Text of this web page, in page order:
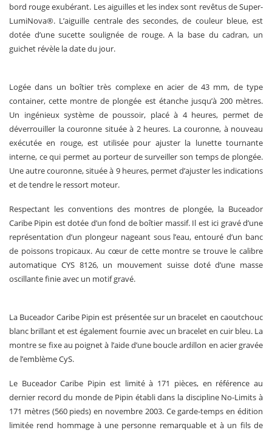
bord rouge exubérant. Les aiguilles et les index sont revêtus de Super-
LumiNova®. L’aiguille centrale des secondes, de couleur bleue, est
dotée d’une sucette soulignée de rouge. A la base du cadran, un
guichet révèle la date du jour.
Logée dans un boîtier très complexe en acier de 43 mm, de type
container, cette montre de plongée est étanche jusqu’à 200 mètres.
Un ingénieux système de poussoir, placé à 4 heures, permet de
déverrouiller la couronne située à 2 heures. La couronne, à nouveau
exécutée en rouge, est utilisée pour ajuster la lunette tournante
interne, ce qui permet au porteur de surveiller son temps de plongée.
Une autre couronne, située à 9 heures, permet d’ajuster les indications
et de tendre le ressort moteur.
Respectant les conventions des montres de plongée, la Buceador
Caribe Pipin est dotée d’un fond de boîtier massif. Il est ici gravé d’une
représentation d’un plongeur nageant sous l’eau, entouré d’un banc
de poissons tropicaux. Au cœur de cette montre se trouve le calibre
automatique CYS 8126, un mouvement suisse doté d’une masse
oscillante finie avec un motif gravé.
La Buceador Caribe Pipin est présentée sur un bracelet en caoutchouc
blanc brillant et est également fournie avec un bracelet en cuir bleu. La
montre se fixe au poignet à l’aide d’une boucle ardillon en acier gravée
de l’emblème CyS.
Le Buceador Caribe Pipin est limité à 171 pièces, en référence au
dernier record du monde de Pipin établi dans la discipline No-Limits à
171 mètres (560 pieds) en novembre 2003. Ce garde-temps en édition
limitée rend hommage à une personne remarquable et à un fils de